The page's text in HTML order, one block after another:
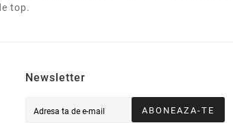
top.
Newsletter
ABONEAZA-TE